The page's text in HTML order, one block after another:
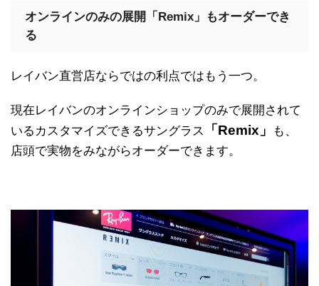
オンラインのみの展開「Remix」もオーダーでき
る
レイバン直営店ならではの利点ではもう一つ。
現在レイバンのオンラインショップのみで展開されて
いるカスタマイズできるサングラス
「Remix」
も、
店頭で実物をみながらオーダーできます。